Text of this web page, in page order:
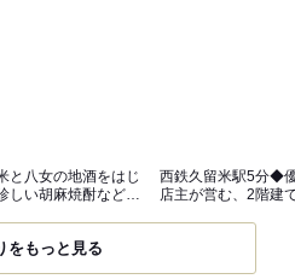
と八女の地酒をはじ
しい胡麻焼酎なども
西鉄久留米駅5分◆
店主が営む、2階建
をもっと見る